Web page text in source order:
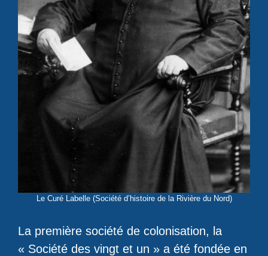
Le Curé Labelle (Société d’histoire de la Rivière du Nord)
La première société de colonisation, la
« Société des vingt et un » a été fondée en